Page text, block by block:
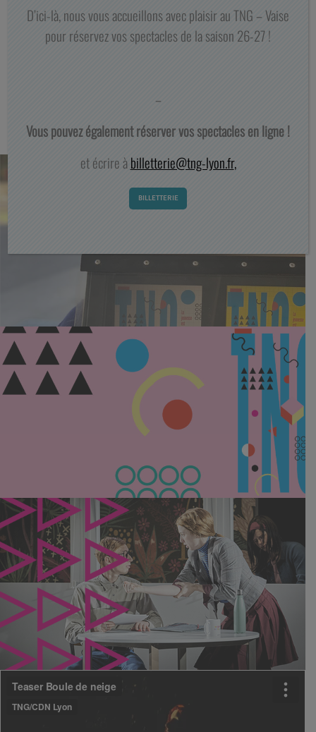
25 35 90
D’ici-là, nous vous accueillons avec plaisir au TNG – Vaise
pour réservez vos spectacles de la saison 26-27 !
–
Vous pouvez également réserver vos spectacles en ligne !
et écrire àbilletterie@tng-lyon.fr,
BILLETTERIE